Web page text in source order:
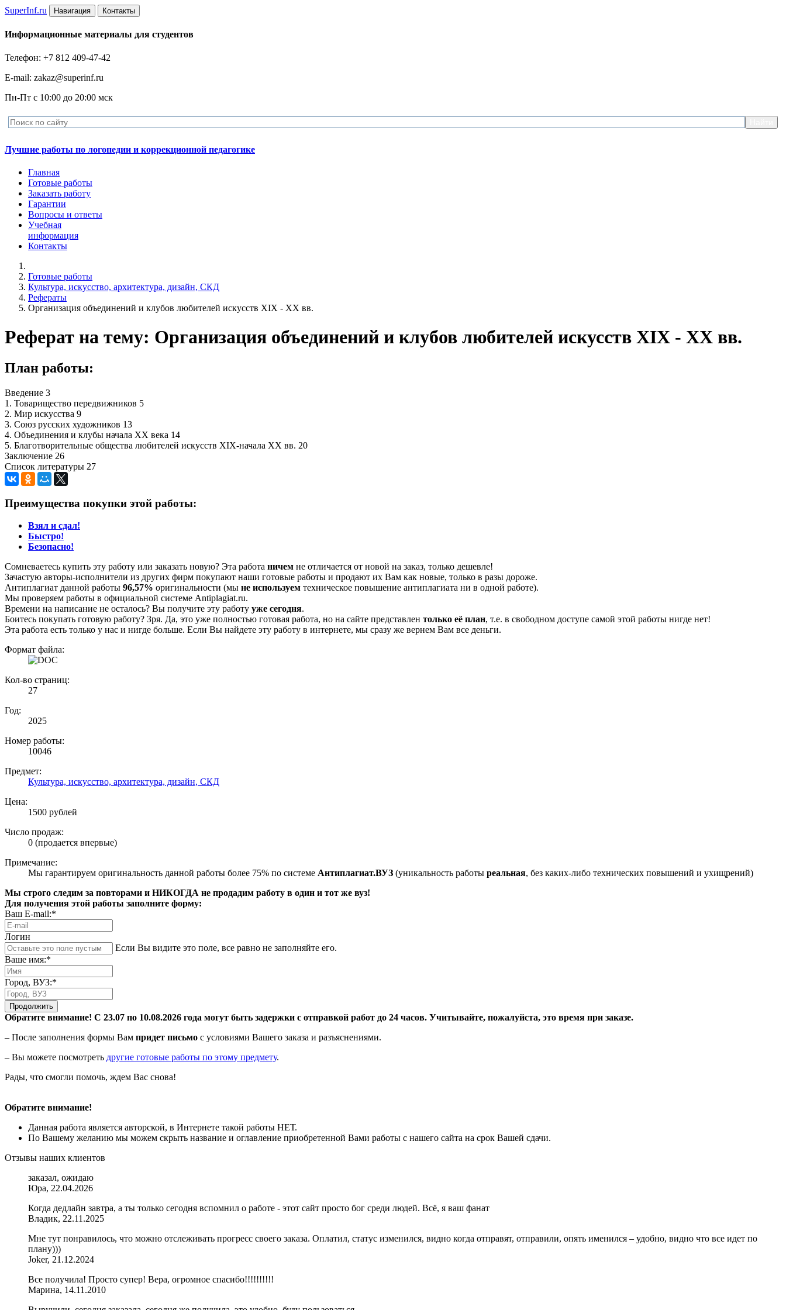
SuperInf.ru Навигация Контакты
Информационные материалы для студентов
Телефон: +7 812 409-47-42
E-mail: zakaz@superinf.ru
Пн-Пт с 10:00 до 20:00 мск
Лучшие работы по логопедии и коррекционной педагогике
Главная
Готовые работы
Заказать работу
Гарантии
Вопросы и ответы
Учебная
информация
Контакты
Готовые работы
Культура, искусство, архитектура, дизайн, СКД
Рефераты
Организация объединений и клубов любителей искусств XIX - XX вв.
Реферат на тему: Организация объединений и клубов любителей искусств XIX - XX вв.
План работы:
Введение 3
1. Товарищество передвижников 5
2. Мир искусства 9
3. Союз русских художников 13
4. Объединения и клубы начала XX века 14
5. Благотворительные общества любителей искусств XIX-начала XX вв. 20
Заключение 26
Список литературы 27
Преимущества покупки этой работы:
Взял и сдал!
Быстро!
Безопасно!
Сомневаетесь купить эту работу или заказать новую? Эта работа ничем не отличается от новой на заказ, только дешевле!
Зачастую авторы-исполнители из других фирм покупают наши готовые работы и продают их Вам как новые, только в разы дороже.
Антиплагиат данной работы 96,57% оригинальности (мы не используем техническое повышение антиплагиата ни в одной работе).
Мы проверяем работы в официальной системе Аntiplagiat.ru.
Времени на написание не осталось? Вы получите эту работу уже сегодня.
Боитесь покупать готовую работу? Зря. Да, это уже полностью готовая работа, но на сайте представлен только её план, т.е. в свободном доступе самой этой работы нигде нет!
Эта работа есть только у нас и нигде больше. Если Вы найдете эту работу в интернете, мы сразу же вернем Вам все деньги.
Формат файла:
Кол-во страниц:
27
Год:
2025
Номер работы:
10046
Предмет:
Культура, искусство, архитектура, дизайн, СКД
Цена:
1500 рублей
Число продаж:
0 (продается впервые)
Примечание:
Мы гарантируем оригинальность данной работы более 75% по системе Антиплагиат.ВУЗ (уникальность работы реальная, без каких-либо технических повышений и ухищрений)
Мы строго следим за повторами и НИКОГДА не продадим работу в один и тот же вуз!
Для получения этой работы заполните форму:
Ваш E-mail:*
Логин
Если Вы видите это поле, все равно не заполняйте его.
Ваше имя:*
Город, ВУЗ:*
Продолжить
Обратите внимание! С 23.07 по 10.08.2026 года могут быть задержки с отправкой работ до 24 часов. Учитывайте, пожалуйста, это время при заказе.
– После заполнения формы Вам придет письмо с условиями Вашего заказа и разъяснениями.
– Вы можете посмотреть другие готовые работы по этому предмету.
Рады, что смогли помочь, ждем Вас снова!
Обратите внимание!
Данная работа является авторской, в Интернете такой работы НЕТ.
По Вашему желанию мы можем скрыть название и оглавление приобретенной Вами работы с нашего сайта на срок Вашей сдачи.
Отзывы наших клиентов
заказал, ожидаю
Юра, 22.04.2026
Когда дедлайн завтра, а ты только сегодня вспомнил о работе - этот сайт просто бог среди людей. Всё, я ваш фанат
Владик, 22.11.2025
Мне тут понравилось, что можно отслеживать прогресс своего заказа. Оплатил, статус изменился, видно когда отправят, отправили, опять именился – удобно, видно что все идет по
плану)))
Joker, 21.12.2024
Все получила! Просто супер! Вера, огромное спасибо!!!!!!!!!!
Марина, 14.11.2010